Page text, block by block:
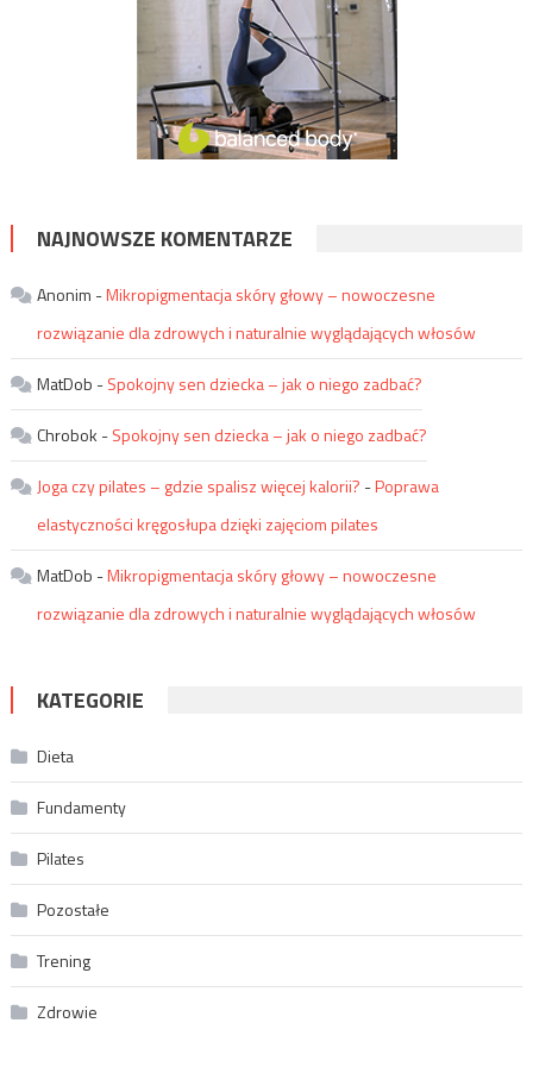
NAJNOWSZE KOMENTARZE
Anonim -Mikropigmentacja skóry głowy – nowoczesne
rozwiązanie dla zdrowych i naturalnie wyglądających włosów
MatDob -Spokojny sen dziecka – jak o niego zadbać?
Chrobok -Spokojny sen dziecka – jak o niego zadbać?
Joga czy pilates – gdzie spalisz więcej kalorii? -Poprawa
elastyczności kręgosłupa dzięki zajęciom pilates
MatDob -Mikropigmentacja skóry głowy – nowoczesne
rozwiązanie dla zdrowych i naturalnie wyglądających włosów
KATEGORIE
Dieta
Fundamenty
Pilates
Pozostałe
Trening
Zdrowie